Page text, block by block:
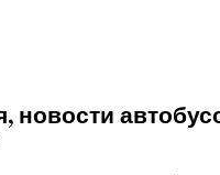
новости